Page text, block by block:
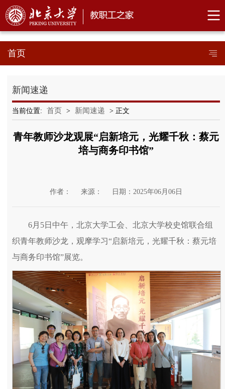
首页
新闻速递
当前位置: 首页 > 新闻速递 > 正文
青年教师沙龙观展“启新培元，光耀千秋：蔡元
培与商务印书馆”
作者： 来源： 日期：2025年06月06日
6月5日中午，北京大学工会、北京大学校史馆联合组
织青年教师沙龙，观摩学习“启新培元，光耀千秋：蔡元培
与商务印书馆”展览。